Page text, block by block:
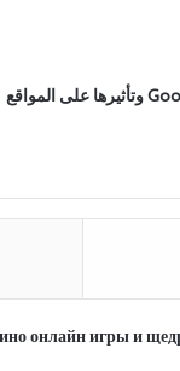
تحديث خوارزميات Google وتأثيرها على المواقع
онлайн игры и